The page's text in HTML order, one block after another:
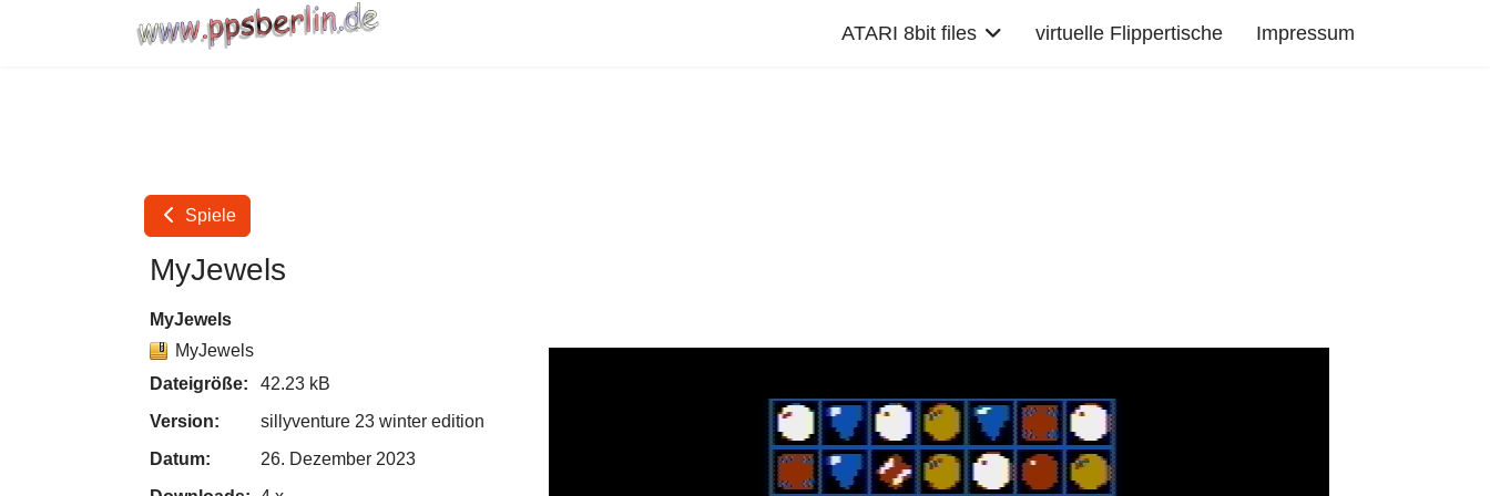
ATARI 8bit files virtuelle Flippertische Impressum
Spiele
MyJewels
MyJewels
MyJewels
Dateigröße:
42.23 kB
Version:
sillyventure 23 winter edition
Datum:
26. Dezember 2023